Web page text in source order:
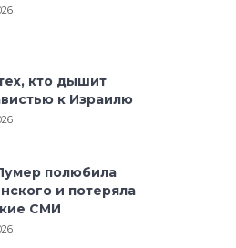
кто дышит
к Израилю
полюбила
и потеряла
СМИ